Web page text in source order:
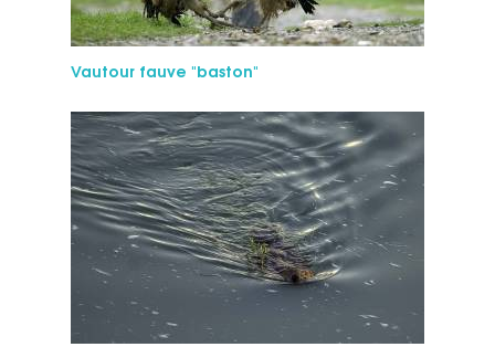
Vautour fauve "baston"